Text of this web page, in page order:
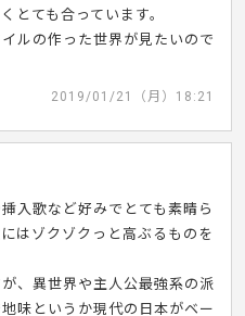
とても合っています。
ルの作った世界が見たいので
2019/01/21（月）18:21
入歌など好みでとても素晴ら
はゾクゾクっと高ぶるものを
、異世界や主人公最強系の派
味というか現代の日本がベー